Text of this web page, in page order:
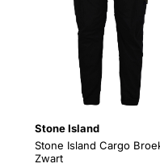
Stone Island
Stone Island Cargo
Zwart